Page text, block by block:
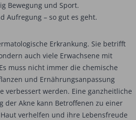
Bewegung und Sport.
Aufregung – so gut es geht.
Erkrankung. Sie betrifft
auch viele Erwachsene mit
muss nicht immer die chemische
und Ernährungsanpassung
verbessert werden. Eine ganzheitliche
der Akne kann Betroffenen zu einer
verhelfen und ihre Lebensfreude